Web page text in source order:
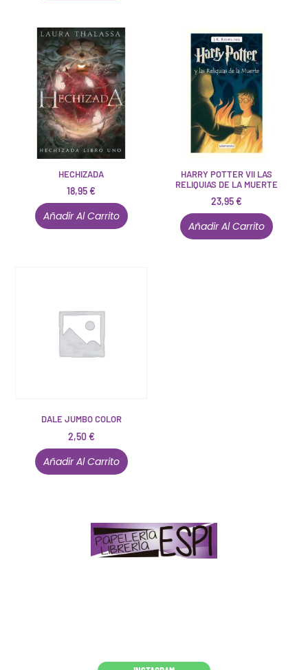
HECHIZADA
18,95€
Añadir Al Carrito
HARRY POTTER VII LAS
RELIQUIAS DE LA MUERTE
23,95€
Añadir Al Carrito
DALE JUMBO COLOR
2,50€
Añadir Al Carrito